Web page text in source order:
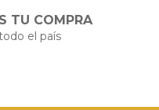
TU COMPRA
el país